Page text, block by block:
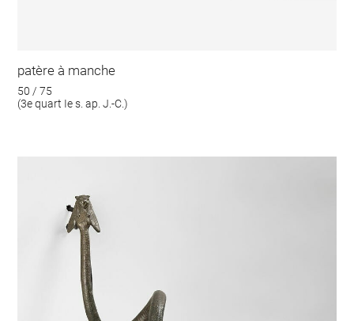
patère à manche
50 / 75
(3e quart Ie s. ap. J.-C.)